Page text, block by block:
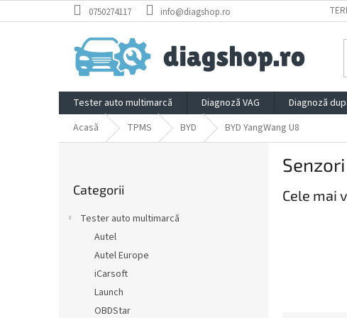
la
0750274117 info@diagshop.ro
Tester auto multimarcă Diagnoză VAG Diagnoză
Acasă
TPMS BYD BYD YangWang U8
peste
Categorii
Tester auto multimarcă
Autel
Autel Europe
iCarsoft
Launch
OBDStar
Cele mai